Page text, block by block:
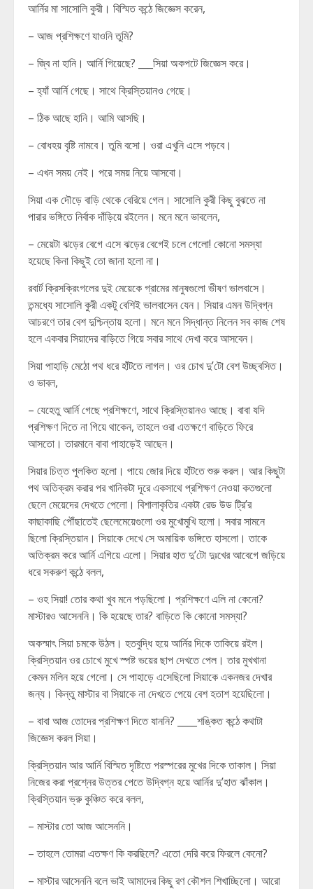
আর্নির মা সাসোলি কুরী। বিস্মিত কন্ঠে জিজ্ঞেস করেন,
– আজ প্রশিক্ষণে যাওনি তুমি?
– জ্বি না হানি। আর্নি গিয়েছে? ___সিয়া অকপটে জিজ্ঞেস করে।
– হ্যাঁ আর্নি গেছে। সাথে ক্রিস্তিয়ানও গেছে।
– ঠিক আছে হানি। আমি আসছি।
– বোধহয় বৃষ্টি নামবে। তুমি বসো। ওরা এখুনি এসে পড়বে।
– এখন সময় নেই। পরে সময় নিয়ে আসবো।
সিয়া এক দৌড়ে বাড়ি থেকে বেরিয়ে গেল। সাসোলি কুরী কিছু বুঝতে না
পারার ভঙ্গিতে নির্বাক দাঁড়িয়ে রইলেন। মনে মনে ভাবলেন,
– মেয়েটা ঝড়ের বেগে এসে ঝড়ের বেগেই চলে গেলো! কোনো সমস্যা
হয়েছে কিনা কিছুই তো জানা হলো না।
রবার্ট ক্রিসক্রিংগলের দুই মেয়েকে গ্রামের মানুষগুলো ভীষণ ভালবাসে।
তন্মধ্যে সাসোলি কুরী একটু বেশিই ভালবাসেন যেন। সিয়ার এমন উদ্বিগ্ন
আচরণে তার বেশ দুশ্চিন্তায় হলো। মনে মনে সিদ্ধান্ত নিলেন সব কাজ শেষ
হলে একবার সিয়াদের বাড়িতে গিয়ে সবার সাথে দেখা করে আসবেন।
সিয়া পাহাড়ি মেঠো পথ ধরে হাঁটতে লাগল। ওর চোখ দু’টো বেশ উচ্ছ্বসিত।
ও ভাবল,
– যেহেতু আর্নি গেছে প্রশিক্ষণে, সাথে ক্রিস্তিয়ানও আছে। বাবা যদি
প্রশিক্ষণ দিতে না গিয়ে থাকেন, তাহলে ওরা এতক্ষণে বাড়িতে ফিরে
আসতো। তারমানে বাবা পাহাড়েই আছেন।
সিয়ার চিত্ত পুলকিত হলো। পায়ে জোর দিয়ে হাঁটতে শুরু করল। আর কিছুটা
পথ অতিক্রম করার পর খানিকটা দূরে একসাথে প্রশিক্ষণ নেওয়া কতগুলো
ছেলে মেয়েদের দেখতে পেলো। বিশালাকৃতির একটা রেড উড ট্রি’র
কাছাকাছি পৌঁছাতেই ছেলেমেয়েগুলো ওর মুখোমুখি হলো। সবার সামনে
ছিলো ক্রিস্তিয়ান। সিয়াকে দেখে সে অমায়িক ভঙ্গিতে হাসলো। তাকে
অতিক্রম করে আর্নি এগিয়ে এলো। সিয়ার হাত দু’টো দুঃখের আবেগে জড়িয়ে
ধরে সকরুণ কন্ঠে বলল,
– ওহ সিয়া! তোর কথা খুব মনে পড়ছিলো। প্রশিক্ষণে এলি না কেনো?
মাস্টারও আসেননি। কি হয়েছে তার? বাড়িতে কি কোনো সমস্যা?
অকস্মাৎ সিয়া চমকে উঠল। হতবুদ্ধি হয়ে আর্নির দিকে তাকিয়ে রইল।
ক্রিস্তিয়ান ওর চোখে মুখে স্পষ্ট ভয়ের ছাপ দেখতে পেল। তার মুখখানা
কেমন মলিন হয়ে গেলো। সে পাহাড়ে এসেছিলো সিয়াকে একনজর দেখার
জন্য। কিন্তু মাস্টার বা সিয়াকে না দেখতে পেয়ে বেশ হতাশ হয়েছিলো।
– বাবা আজ তোদের প্রশিক্ষণ দিতে যাননি? ____শঙ্কিত কন্ঠে কথাটা
জিজ্ঞেস করল সিয়া।
ক্রিস্তিয়ান আর আর্নি বিস্মিত দৃষ্টিতে পরস্পরের মুখের দিকে তাকাল। সিয়া
নিজের করা প্রশ্নের উত্তর পেতে উদ্বিগ্ন হয়ে আর্নির দু’হাত ঝাঁকাল।
ক্রিস্তিয়ান ভ্রু কুঞ্চিত করে বলল,
– মাস্টার তো আজ আসেননি।
– তাহলে তোমরা এতক্ষণ কি করছিলে? এতো দেরি করে ফিরলে কেনো?
– মাস্টার আসেননি বলে ভাই আমাদের কিছু রণ কৌশল শিখাচ্ছিলো। আরো